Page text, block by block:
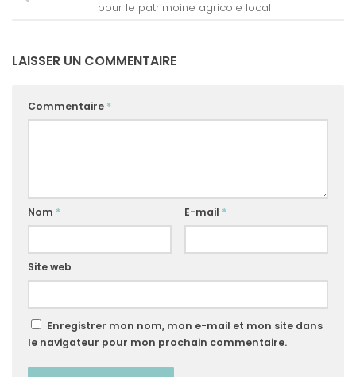
pour le patrimoine agricole local
LAISSER UN COMMENTAIRE
Commentaire *
Nom * E-mail *
Site web
Enregistrer mon nom, mon e-mail et mon site dans
le navigateur pour mon prochain commentaire.